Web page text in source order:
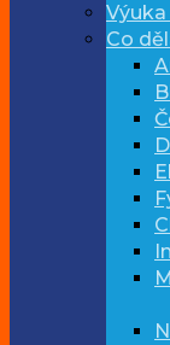
Co